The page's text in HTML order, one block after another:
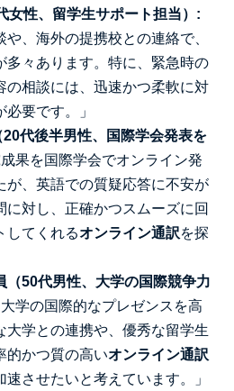
女性、留学生サポート担当）:
や、海外の提携校との連絡で、
多々あります。特に、緊急時の
の相談には、迅速かつ柔軟に対
必要です。」
代後半男性、国際学会発表を
果を国際学会でオンライン発
が、英語での質疑応答に不安が
に対し、正確かつスムーズに回
してくれるオンライン通訳を探
（50代男性、大学の国際競争力
大学の国際的なプレゼンスを高
大学との連携や、優秀な留学生
的かつ質の高いオンライン通訳
させたいと考えています。」